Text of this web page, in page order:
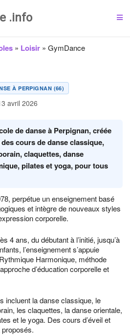
.info
» Loisir» GymDance
À PERPIGNAN (66)
avril 2026
de danse à Perpignan, créée
cours de danse classique,
claquettes, danse
pilates et yoga, pour tous
perpétue un enseignement basé
et intègre de nouveaux styles
corporelle.
4 ans, du débutant à l’initié, jusqu’à
l’enseignement s’appuie
Harmonique, méthode
d’éducation corporelle et
incluent la danse classique, le
les claquettes, la danse orientale,
et le yoga. Des cours d’éveil et
proposés.